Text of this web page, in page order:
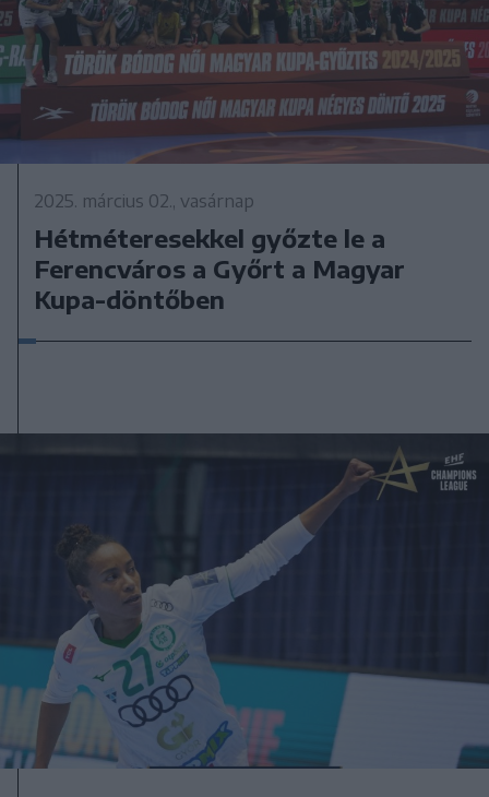
2025. március 02., vasárnap
Hétméteresekkel győzte le a
Ferencváros a Győrt a Magyar
Kupa-döntőben